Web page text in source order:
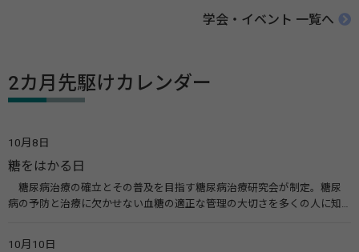
学会・イベント 一覧へ
2カ月先駆けカレンダー
10月8日
糖をはかる日
糖尿病治療の確立とその普及を目指す糖尿病治療研究会が制定。糖尿
病の予防と治療に欠かせない血糖の適正な管理の大切さを多くの人に知
10月10日